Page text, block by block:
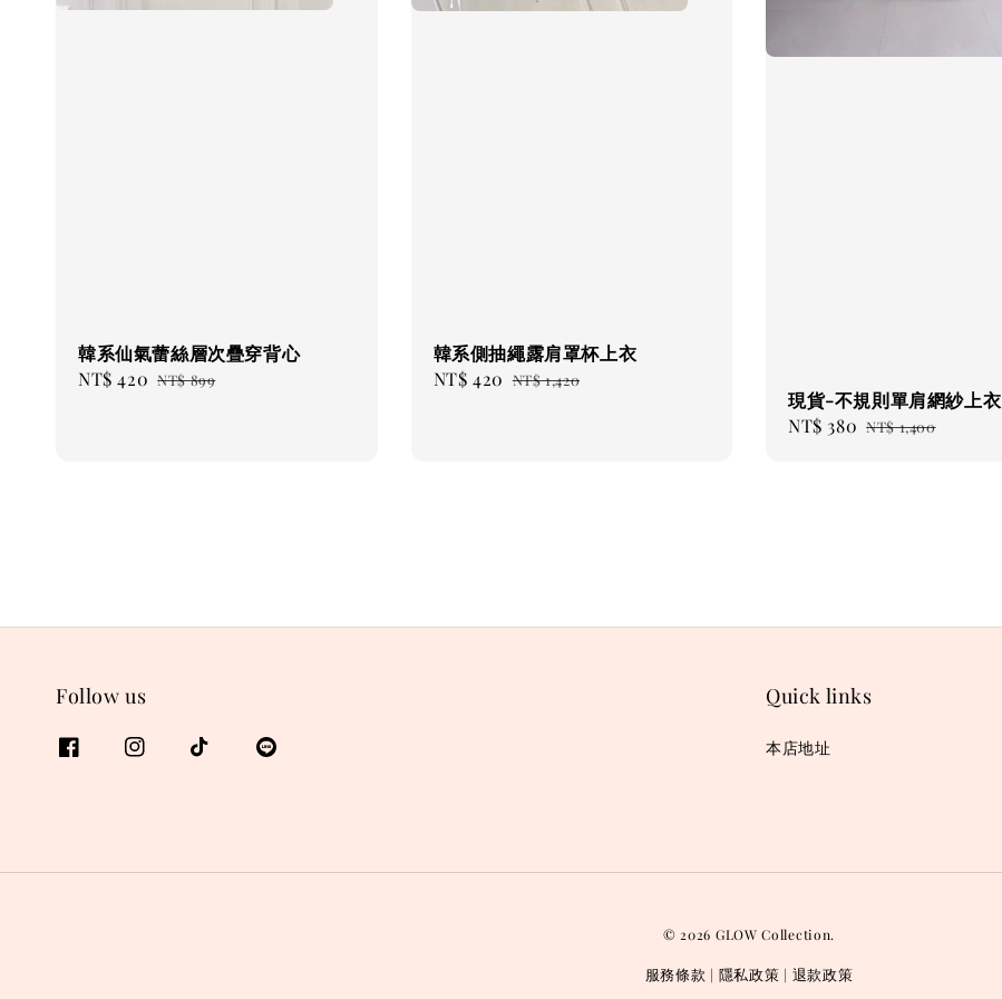
韓系仙氣蕾絲層次疊穿背心
Sale
NT$ 420 Regular
NT$ 899
韓系側抽繩露肩罩杯上衣
Sale
NT$ 420 Regular
NT$ 1,420
現貨-不規則單肩網紗上衣
Sale
NT$ 380 Regular
NT$ 1,400
Follow us Quick links
本店地址
© 2026 GLOW Collection.
服務條款 | 隱私政策 | 退款政策